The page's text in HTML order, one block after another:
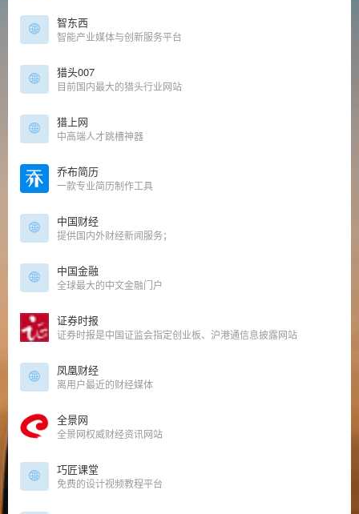
智东西
智能产业媒体与创新服务平台
猎头007
目前国内最大的猎头行业网站
猎上网
中高端人才跳槽神器
乔布简历
一款专业简历制作工具
中国财经
提供国内外财经新闻服务；
中国金融
全球最大的中文金融门户
证券时报
证券时报是中国证监会指定创业板、沪港通信息披露网站
凤凰财经
离用户最近的财经媒体
全景网
全景网权威财经资讯网站
巧匠课堂
免费的设计视频教程平台